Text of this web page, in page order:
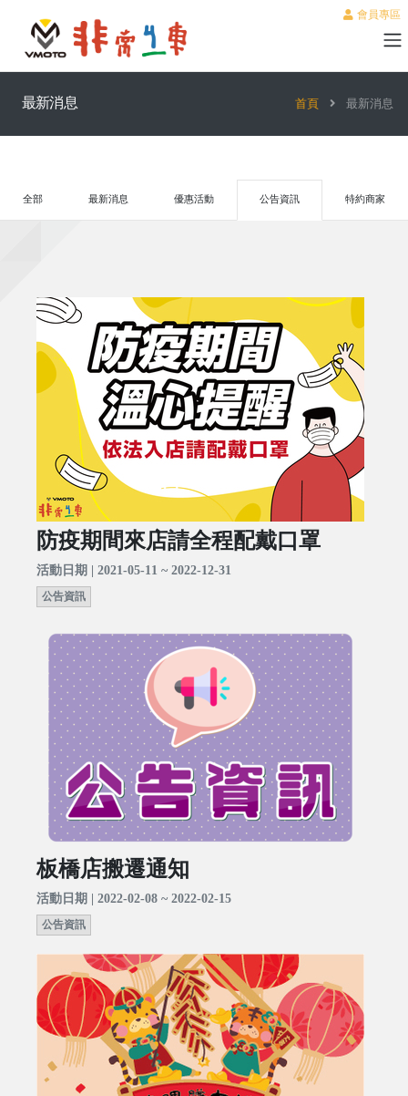
會員專區
最新消息 首頁 最新消息
全部 最新消息 優惠活動 公告資訊 特約商家
防疫期間來店請全程配戴口罩
活動日期 | 2021-05-11 ~ 2022-12-31
公告資訊
板橋店搬遷通知
活動日期 | 2022-02-08 ~ 2022-02-15
公告資訊